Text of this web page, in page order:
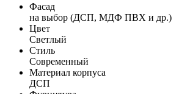
Фасад
на выбор (ДСП, МДФ ПВХ и др.)
Цвет
Светлый
Стиль
Современный
Материал корпуса
ДСП